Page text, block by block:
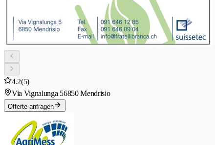
4.2(5)
Via Vignalunga 56850 Mendrisio
Offerte anfragen